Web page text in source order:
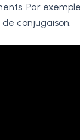
Par
conjugaison.